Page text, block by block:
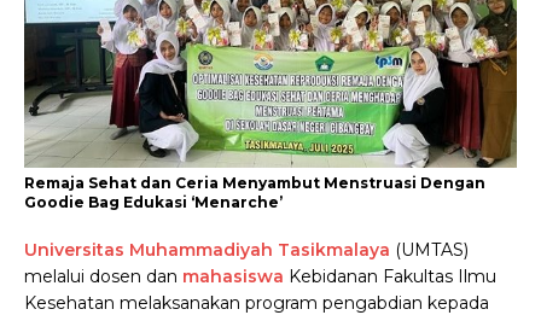
Remaja Sehat dan Ceria Menyambut Menstruasi Dengan
Goodie Bag Edukasi ‘Menarche’
Universitas Muhammadiyah Tasikmalaya (UMTAS)
melalui dosen dan mahasiswa Kebidanan Fakultas Ilmu
Kesehatan melaksanakan program pengabdian kepada